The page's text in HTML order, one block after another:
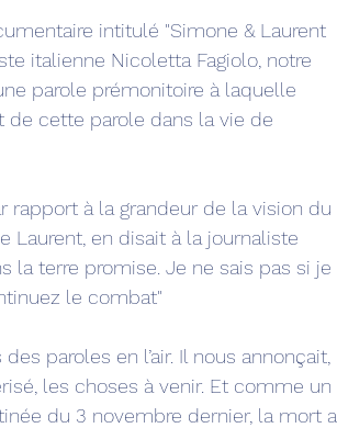
intitulé "Simone & Laurent
italienne Nicoletta Fagiolo, notre
parole prémonitoire à laquelle
de cette parole dans la vie de
rapport à la grandeur de la vision du
Laurent, en disait à la journaliste
la terre promise. Je ne sais pas si je
le combat"
paroles en l’air. Il nous annonçait,
les choses à venir. Et comme un
du 3 novembre dernier, la mort a